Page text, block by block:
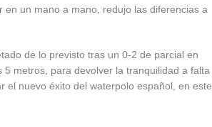
un mano a mano, redujo las diferencias a
de lo previsto tras un 0-2 de parcial en
metros, para devolver la tranquilidad a falta
el nuevo éxito del waterpolo español, en este